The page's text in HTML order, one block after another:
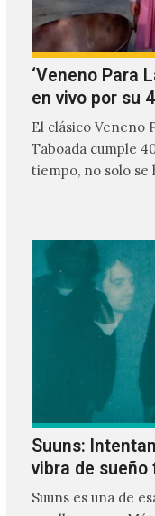
‘Veneno Para
en vivo por su
El clásico Veneno
Taboada cumple
tiempo, no solo se
Suuns:
vibra de sueño
Suuns es una de